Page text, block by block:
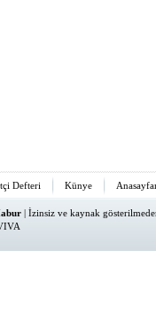
Defteri Künye
| İzinsiz ve kaynak